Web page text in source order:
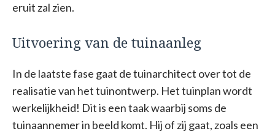
eruit zal zien.
Uitvoering van de tuinaanleg
In de laatste fase gaat de tuinarchitect over tot de
realisatie van het tuinontwerp. Het tuinplan wordt
werkelijkheid! Dit is een taak waarbij soms de
tuinaannemer in beeld komt. Hij of zij gaat, zoals een